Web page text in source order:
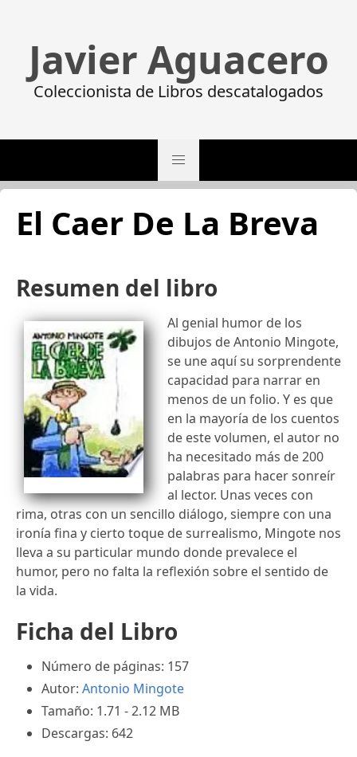
Javier Aguacero
Coleccionista de Libros descatalogados
El Caer De La Breva
Resumen del libro
Al genial humor de los
dibujos de Antonio Mingote,
se une aquí su sorprendente
capacidad para narrar en
menos de un folio. Y es que
en la mayoría de los cuentos
de este volumen, el autor no
ha necesitado más de 200
palabras para hacer sonreír
al lector. Unas veces con
rima, otras con un sencillo diálogo, siempre con una
ironía fina y cierto toque de surrealismo, Mingote nos
lleva a su particular mundo donde prevalece el
humor, pero no falta la reflexión sobre el sentido de
la vida.
Ficha del Libro
Número de páginas: 157
Autor: Antonio Mingote
Tamaño: 1.71 - 2.12 MB
Descargas: 642